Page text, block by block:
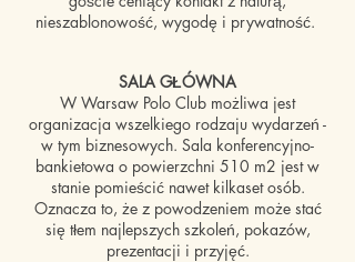
nieszablonowość, wygodę i prywatność.
SALA GŁÓWNA
W Warsaw Polo Club możliwa jest
organizacja wszelkiego rodzaju wydarzeń -
w tym biznesowych. Sala konferencyjno-
bankietowa o powierzchni 510 m2 jest w
stanie pomieścić nawet kilkaset osób.
Oznacza to, że z powodzeniem może stać
się tłem najlepszych szkoleń, pokazów,
prezentacji i przyjęć.